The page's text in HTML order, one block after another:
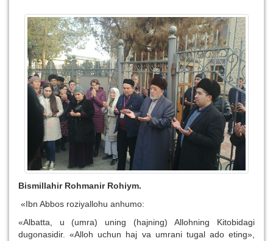
Bismillahir Rohmanir Rohiym.
«Ibn Abbos roziyallohu anhumo:
«Albatta, u (umra) uning (hajning) Allohning Kitobidagi
dugonasidir. «Alloh uchun haj va umrani tugal ado eting»,